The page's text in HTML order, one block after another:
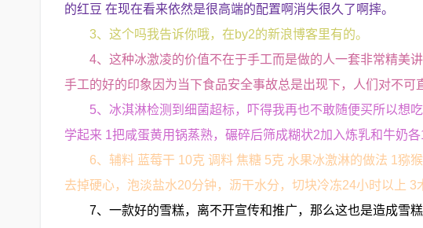
的红豆 在现在看来依然是很高端的配置啊消失很久了啊摔。
3、这个吗我告诉你哦，在by2的新浪博客里有的。
4、这种冰激凌的价值不在于手工而是做的人一套非常精美
手工的好的印象因为当下食品安全事故总是出现下，人们对不可
5、冰淇淋检测到细菌超标，吓得我再也不敢随便买所以想
学起来 1把咸蛋黄用锅蒸熟，碾碎后筛成糊状2加入炼乳和牛奶
6、辅料 蓝莓干 10克 调料 焦糖 5克 水果冰激淋的做法 1猕
去掉硬心，泡淡盐水20分钟，沥干水分，切块冷冻24小时以上 3
7、一款好的雪糕，离不开宣传和推广，那么这也是造成雪